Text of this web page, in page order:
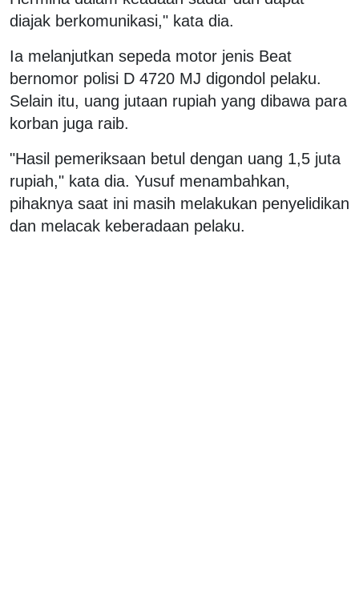
diajak berkomunikasi," kata dia.
Ia melanjutkan sepeda motor jenis Beat
bernomor polisi D 4720 MJ digondol pelaku.
Selain itu, uang jutaan rupiah yang dibawa para
korban juga raib.
"Hasil pemeriksaan betul dengan uang 1,5 juta
rupiah," kata dia. Yusuf menambahkan,
pihaknya saat ini masih melakukan penyelidikan
dan melacak keberadaan pelaku.